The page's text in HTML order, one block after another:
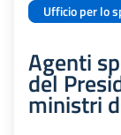
Ufficio per lo
Agenti
del
ministri